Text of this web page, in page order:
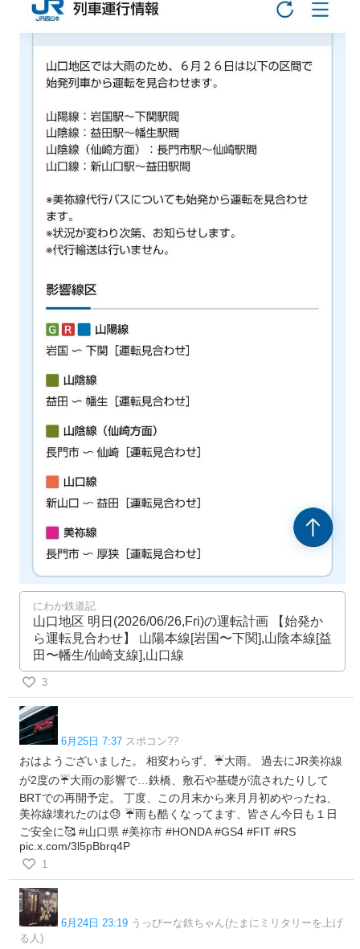
にわか鉄道記
山口地区 明日(2026/06/26,Fri)の運転計画 【始発か
ら運転見合わせ】 山陽本線[岩国〜下関],山陰本線[益
田〜幡生/仙崎支線],山口線
3
6月25日 7:37 スポコン??
おはようございました。 相変わらず、☔大雨。 過去にJR美祢線
が2度の☔大雨の影響で…鉄橋、敷石や基礎が流されたりして
BRTでの再開予定。 丁度、この月末から来月月初めやったね、
美祢線壊れたのは😓 ☔雨も酷くなってます、皆さん今日も１日
ご安全に🥰 #山口県 #美祢市 #HONDA #GS4 #FIT #RS
pic.x.com/3l5pBbrq4P
1
6月24日 23:19 うっぴーな鉄ちゃん(たまにミリタリーを上げ
る人)